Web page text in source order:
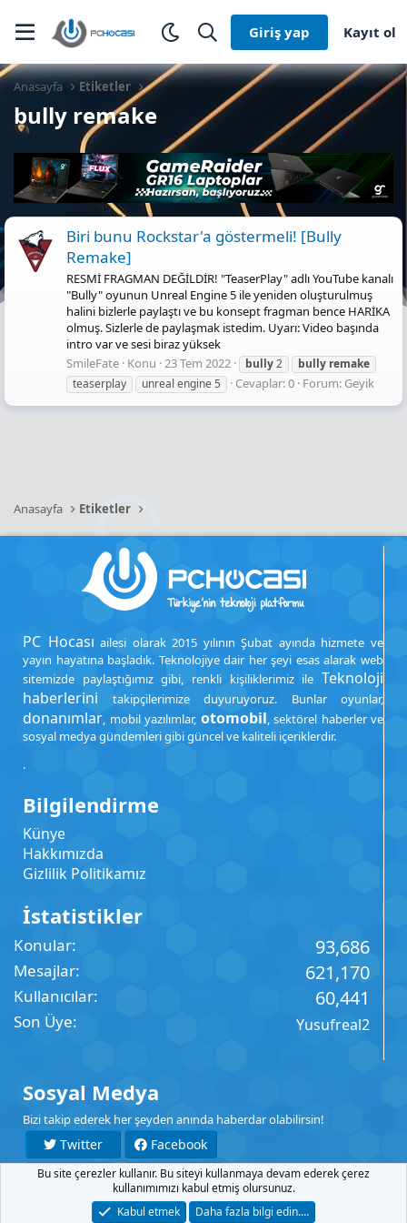
Giriş yap Kayıt ol
Anasayfa Etiketler
bully remake
Biri bunu Rockstar'a göstermeli! [Bully
Remake]
RESMİ FRAGMAN DEĞİLDİR! "TeaserPlay" adlı YouTube kanalı
"Bully" oyunun Unreal Engine 5 ile yeniden oluşturulmuş
halini bizlerle paylaştı ve bu konsept fragman bence HARİKA
olmuş. Sizlerle de paylaşmak istedim. Uyarı: Video başında
intro var ve sesi biraz yüksek
SmileFate Konu 23 Tem 2022 bully2 bully remake
teaserplay
unreal engine 5 Cevaplar: 0 Forum: Geyik
Anasayfa Etiketler
PC Hocası ailesi olarak 2015 yılının Şubat ayında hizmete ve
yayın hayatına başladık. Teknolojiye dair her şeyi esas alarak web
sitemizde paylaştığımız gibi, renkli kişiliklerimiz ile Teknoloji
haberlerini takipçilerimize duyuruyoruz. Bunlar oyunlar,
donanımlar, mobil yazılımlar, otomobil, sektörel haberler ve
sosyal medya gündemleri gibi güncel ve kaliteli içeriklerdir.
.
Bilgilendirme
Künye
Hakkımızda
Gizlilik Politikamız
İstatistikler
Konular 93,686
Mesajlar 621,170
Kullanıcılar 60,441
Son Üye Yusufreal2
Sosyal Medya
Bizi takip ederek her şeyden anında haberdar olabilirsin!
Twitter
Facebook
YouTube
Instagram
Şartlar Gizlilik Yardım Anasayfa
R
Bu site çerezler kullanır. Bu siteyi kullanmaya devam ederek çerez
kullanımımızı kabul etmiş olursunuz.
Kabul etmek
Daha fazla bilgi edin.…